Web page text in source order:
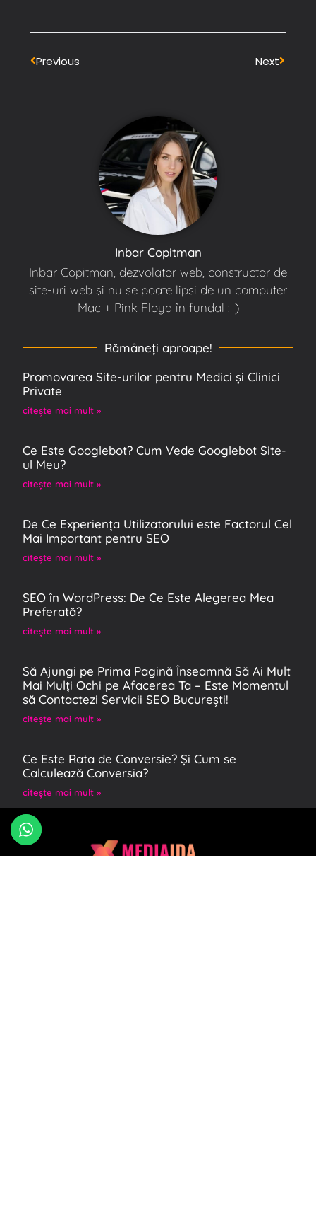
Inbar Copitman
Inbar Copitman, dezvolator web, constructor de
site-uri web și nu se poate lipsi de un computer
Mac + Pink Floyd în fundal :-)
Rămâneţi aproape!
Promovarea Site-urilor pentru Medici și Clinici
Private
citeşte mai mult »
Ce Este Googlebot? Cum Vede Googlebot Site-
ul Meu?
citeşte mai mult »
De Ce Experiența Utilizatorului este Factorul Cel
Mai Important pentru SEO
citeşte mai mult »
SEO în WordPress: De Ce Este Alegerea Mea
Preferată?
citeşte mai mult »
Să Ajungi pe Prima Pagină Înseamnă Să Ai Mult
Mai Mulți Ochi pe Afacerea Ta – Este Momentul
să Contactezi Servicii SEO București!
citeşte mai mult »
Ce Este Rata de Conversie? Și Cum se
Calculează Conversia?
citeşte mai mult »
Previous Next